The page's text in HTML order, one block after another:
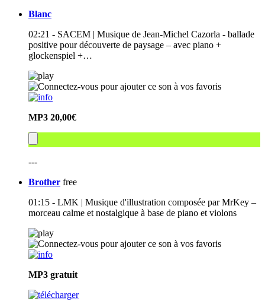
Blanc
02:21 - SACEM | Musique de Jean-Michel Cazorla - ballade
positive pour découverte de paysage – avec piano +
glockenspiel +…
MP3 20,00€
---
Brother free
01:15 - LMK | Musique d'illustration composée par MrKey –
morceau calme et nostalgique à base de piano et violons
MP3 gratuit